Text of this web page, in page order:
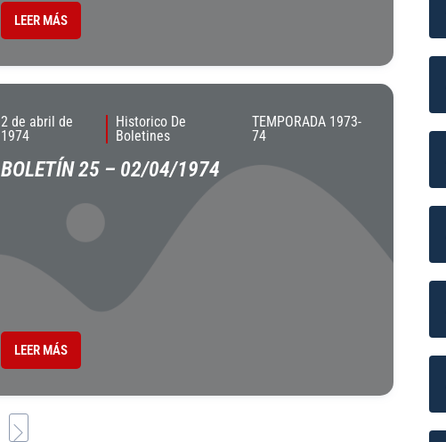
LEER MÁS
2 de abril de
1974
Historico De
Boletines
TEMPORADA 1973-
74
BOLETÍN 25 – 02/04/1974
LEER MÁS